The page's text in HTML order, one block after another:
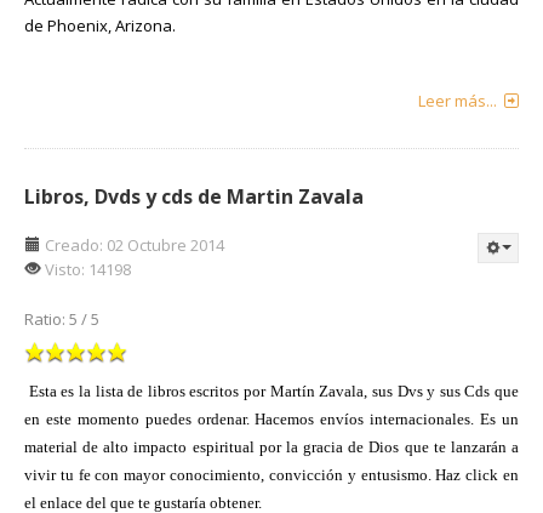
de Phoenix, Arizona.
Leer más...
Libros, Dvds y cds de Martin Zavala
Creado: 02 Octubre 2014
Visto: 14198
Ratio: 5 /5
Esta es la lista de libros escritos por Martín Zavala, sus Dvs y sus Cds que
en este momento puedes ordenar. Hacemos envíos internacionales. Es un
material de alto impacto espiritual por la gracia de Dios que te lanzarán a
vivir tu fe con mayor conocimiento, convicción y entusismo. Haz click en
el enlace del que te gustaría obtener.